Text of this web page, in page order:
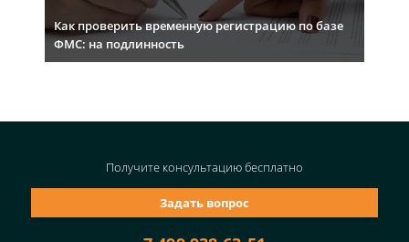
Как проверить временную регистрацию по базе
ФМС: на подлинность
Задать вопрос
Получите консультациюбесплатно